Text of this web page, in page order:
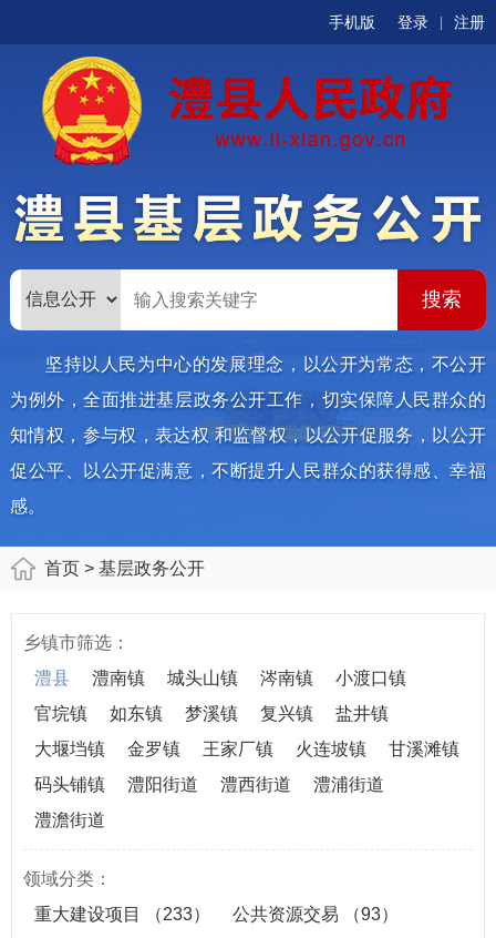
手机版 登录 注册
坚持以人民为中心的发展理念，以公开为常态，不公开
为例外，全面推进基层政务公开工作，切实保障人民群众的
知情权，参与权，表达权 和监督权，以公开促服务，以公开
促公平、以公开促满意，不断提升人民群众的获得感、幸福
感。
首页 > 基层政务公开
乡镇市筛选：
澧县
澧南镇 城头山镇 涔南镇
小渡口镇
官垸镇
如东镇 梦溪镇 复兴镇
盐井镇
大堰垱镇
金罗镇 王家厂镇 火连坡镇
甘溪滩镇
码头铺镇
澧阳街道 澧西街道
澧浦街道
澧澹街道
领域分类：
重大建设项目
（233） 公共资源交易
（93）